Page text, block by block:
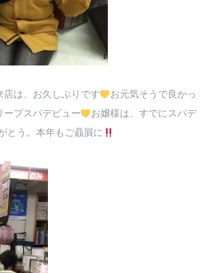
店は、お久しぶりです
お元気そうで良かっ
ープスパデビュー
お嬢様は、すでにスパデ
とう。本年もご贔屓に